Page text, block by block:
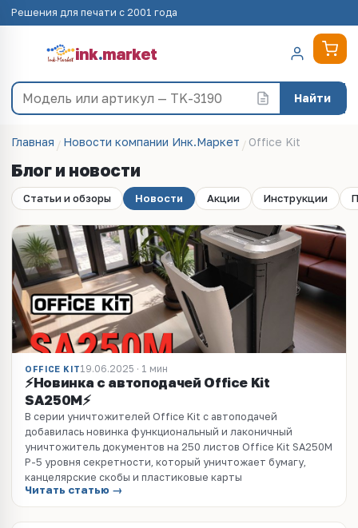
Решения для печати с 2001 года
ink.market
Найти
Главная Новости компании Инк.Маркет Office Kit
Блог и новости
Статьи и обзоры Новости Акции Инструкции
OFFICE KIT19.06.2025 · 1 мин
⚡Новинка с автоподачей Office Kit
SA250M⚡
В серии уничтожителей Office Kit с автоподачей
добавилась новинка функциональный и лаконичный
уничтожитель документов на 250 листов Office Kit SA250M
P-5 уровня секретности, который уничтожает бумагу,
канцелярские скобы и пластиковые карты
Читать статью →